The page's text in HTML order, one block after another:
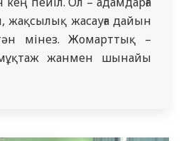
жақсылық жасауға дайын
мінез. Жомарттық –
жанмен шынайы
білдіреді. Наурыз